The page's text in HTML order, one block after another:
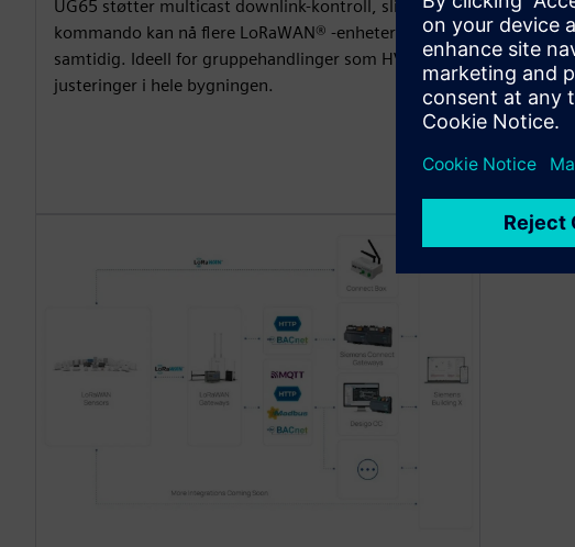
UG65 støtter multicast downlink-kontroll, slik at en
kommando kan nå flere LoRaWAN® -enheter
samtidig. Ideell for gruppehandlinger som HVAC-
justeringer i hele bygningen.